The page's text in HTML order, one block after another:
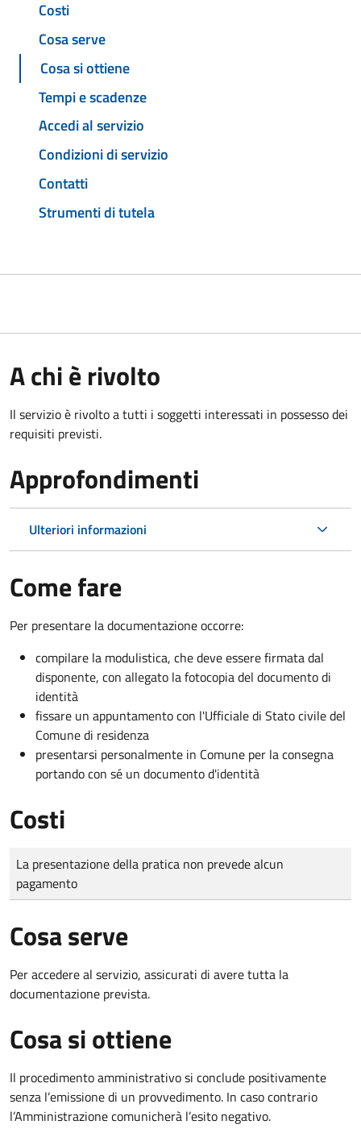
Costi
Cosa serve
Cosa si ottiene
Tempi e scadenze
Accedi al servizio
Condizioni di servizio
Contatti
Strumenti di tutela
A chi è rivolto
Il servizio è rivolto a tutti i soggetti interessati in possesso dei
requisiti previsti.
Approfondimenti
Ulteriori informazioni
Come fare
Per presentare la documentazione occorre:
compilare la modulistica, che deve essere firmata dal
disponente, con allegato la fotocopia del documento di
identità
fissare un appuntamento con l'Ufficiale di Stato civile del
Comune di residenza
presentarsi personalmente in Comune per la consegna
portando con sé un documento d'identità
Costi
Tipo di pagamento
Importo
La presentazione della pratica non prevede alcun
pagamento
Cosa serve
Per accedere al servizio, assicurati di avere tutta la
documentazione prevista.
Cosa si ottiene
Il procedimento amministrativo si conclude positivamente
senza l’emissione di un provvedimento. In caso contrario
l’Amministrazione comunicherà l’esito negativo.